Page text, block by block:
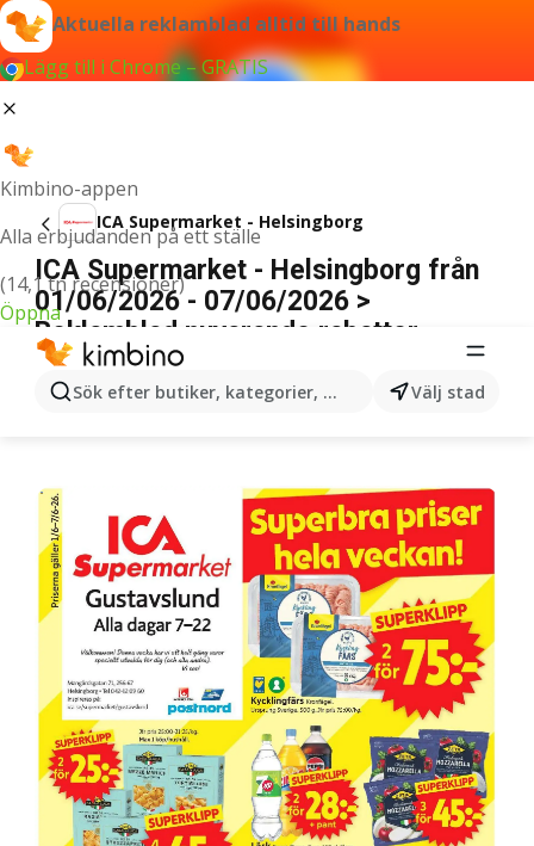
Aktuella reklamblad alltid till hands
Lägg till i Chrome – GRATIS
Kimbino-appen
Alla erbjudanden på ett ställe
(14,1 tn recensioner)
Öppna
Sök efter butiker, kategorier, produkter...Välj stad
ICA Supermarket - Helsingborg
ICA Supermarket - Helsingborg från
01/06/2026 - 07/06/2026 >
Reklamblad nuvarande rabatter